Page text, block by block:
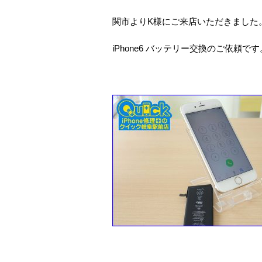
関市よりK様にご来店いただきました
iPhone6 バッテリー交換のご依頼です